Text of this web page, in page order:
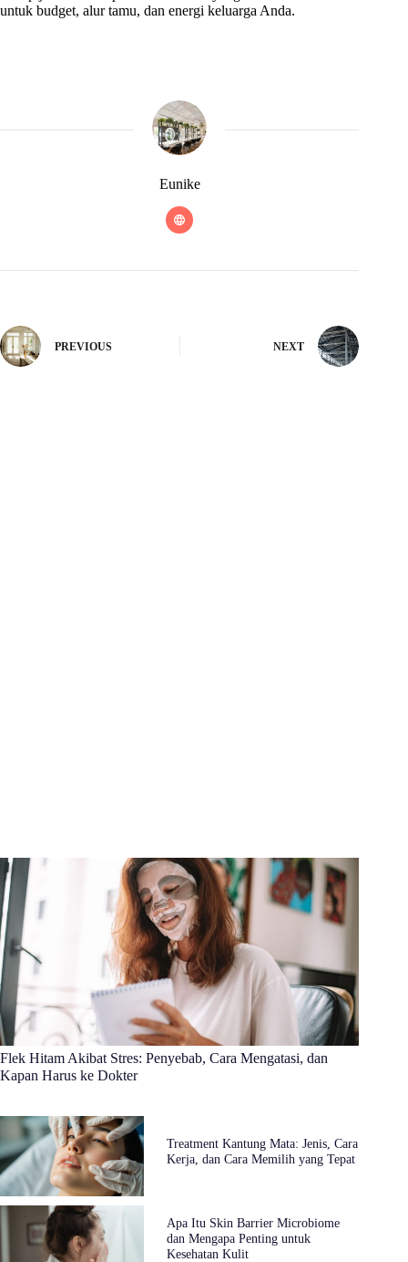
untuk budget, alur tamu, dan energi keluarga Anda.
Eunike
PREVIOUS NEXT
Flek Hitam Akibat Stres: Penyebab, Cara Mengatasi, dan
Kapan Harus ke Dokter
Treatment Kantung Mata: Jenis, Cara
Kerja, dan Cara Memilih yang Tepat
Apa Itu Skin Barrier Microbiome
dan Mengapa Penting untuk
Kesehatan Kulit